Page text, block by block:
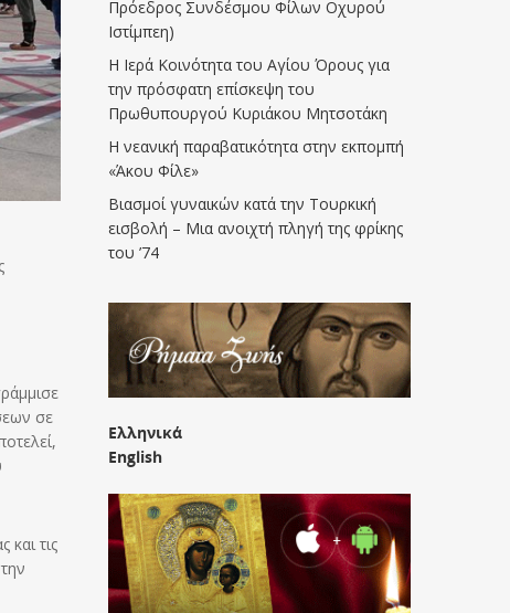
σε
τις
Πρόεδρος Συνδέσμου Φίλων Οχυρού
Ιστίμπεη)
Η Ιερά Κοινότητα του Αγίου Όρους για
την πρόσφατη επίσκεψη του
Πρωθυπουργού Κυριάκου Μητσοτάκη
Η νεανική παραβατικότητα στην εκπομπή
«Άκου Φίλε»
Βιασμοί γυναικών κατά την Τουρκική
εισβολή – Μια ανοιχτή πληγή της φρίκης
του ’74
Ελληνικά
English